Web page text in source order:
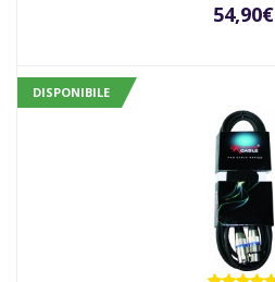
54,90€
DISPONIBILE